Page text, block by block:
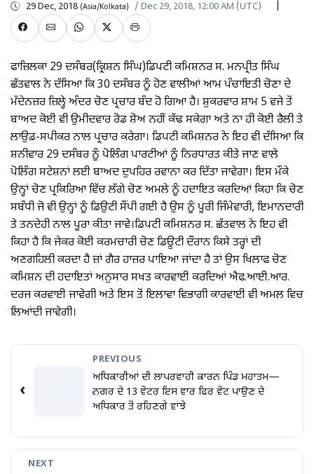
29 Dec, 2018 (Asia/Kolkata) / Dec 29, 2018, 12:00 AM (UTC)
ਫਾਜ਼ਿਲਕਾ 29 ਦਸੰਬਰ(ਕ੍ਰਿਸ਼ਨ ਸਿੰਘ)ਡਿਪਟੀ ਕਮਿਸ਼ਨਰ ਸ. ਮਨਪ੍ਰੀਤ ਸਿੰਘ
ਛੱਤਵਾਲ ਨੇ ਦੱਸਿਆ ਕਿ 30 ਦਸੰਬਰ ਨੂੰ ਹੋਣ ਵਾਲੀਆਂ ਆਮ ਪੰਚਾਇਤੀ ਚੋਣਾ ਦੇ
ਮੱਦੇਨਜ਼ਰ ਜ਼ਿਲ੍ਹੇ ਅੰਦਰ ਚੋਣ ਪ੍ਰਚਾਰ ਬੰਦ ਹੋ ਗਿਆ ਹੈ। ਸ਼ੁਕਰਵਾਰ ਸ਼ਾਮ 5 ਵਜੇ ਤੋਂ
ਬਾਅਦ ਕੋਈ ਵੀ ਉਮੀਦਵਾਰ ਰੋਡ ਸ਼ੋਅ ਨਹੀਂ ਕੱਢ ਸਕੇਗਾ ਅਤੇ ਨਾ ਹੀ ਕੋਈ ਰੈਲੀ ਤੇ
ਲਾਉਡ-ਸਪੀਕਰ ਨਾਲ ਪ੍ਰਚਾਰ ਕਰੇਗਾ। ਡਿਪਟੀ ਕਮਿਸ਼ਨਰ ਨੇ ਇਹ ਵੀ ਦੱਸਿਆ ਕਿ
ਸ਼ਨੀਵਾਰ 29 ਦਸੰਬਰ ਨੂੰ ਪੋਲਿੰਗ ਪਾਰਟੀਆਂ ਨੂੰ ਨਿਰਧਾਰਤ ਕੀਤੇ ਜਾਣ ਵਾਲੇ
ਪੋਲਿੰਗ ਸਟੇਸ਼ਨਾਂ ਲਈ ਬਾਅਦ ਦੁਪਹਿਰ ਰਵਾਨਾ ਕਰ ਦਿੱਤਾ ਜਾਵੇਗਾ। ਇਸ ਮੌਕੇ
ਉਨ੍ਹਾਂ ਚੋਣ ਪ੍ਰਕਿਰਿਆ ਵਿੱਚ ਲੱਗੇ ਚੋਣ ਅਮਲੇ ਨੂੰ ਹਦਾਇਤ ਕਰਦਿਆਂ ਕਿਹਾ ਕਿ ਚੋਣ
ਸਬੰਧੀ ਜੋ ਵੀ ਉਨ੍ਹਾਂ ਨੂੰ ਡਿਉਟੀ ਸੌਂਪੀ ਗਈ ਹੈ ਉਸ ਨੂੰ ਪੂਰੀ ਜਿੰਮੇਵਾਰੀ, ਇਮਾਨਦਾਰੀ
ਤੇ ਤਨਦੇਹੀ ਨਾਲ ਪੂਰਾ ਕੀਤਾ ਜਾਵੇ।ਡਿਪਟੀ ਕਮਿਸ਼ਨਰ ਸ. ਛੱਤਵਾਲ ਨੇ ਇਹ ਵੀ
ਕਿਹਾ ਹੈ ਕਿ ਜੇਕਰ ਕੋਈ ਕਰਮਚਾਰੀ ਚੋਣ ਡਿਊਟੀ ਦੌਰਾਨ ਕਿਸੇ ਤਰ੍ਹਾਂ ਦੀ
ਅਣਗਹਿਲੀ ਕਰਦਾ ਹੈ ਜ਼ਾਂ ਗੈਰ ਹਾਜ਼ਰ ਪਾਇਆ ਜਾਂਦਾ ਹੈ ਤਾਂ ਉਸ ਖਿਲਾਫ ਚੋਣ
ਕਮਿਸ਼ਨ ਦੀ ਹਦਾਇਤਾਂ ਅਨੁਸਾਰ ਸਖਤ ਕਾਰਵਾਈ ਕਰਦਿਆਂ ਐਫ.ਆਈ.ਆਰ.
ਦਰਜ ਕਰਵਾਈ ਜਾਵੇਗੀ ਅਤੇ ਇਸ ਤੋਂ ਇਲਾਵਾ ਵਿਭਾਗੀ ਕਾਰਵਾਈ ਵੀ ਅਮਲ ਵਿਚ
ਲਿਆਂਦੀ ਜਾਵੇਗੀ।
‹
PREVIOUS
ਅਧਿਕਾਰੀਆਂ ਦੀ ਲਾਪਰਵਾਹੀ ਕਾਰਨ ਪਿੰਡ ਮਹਾਤਮ—
ਨਗਰ ਦੇ 13 ਵੋਟਰ ਇਸ ਵਾਰ ਫਿਰ ਵੋਟ ਪਾਉਣ ਦੇ
ਅਧਿਕਾਰ ਤੋਂ ਰਹਿਣਗੇ ਵਾਂਝੇ
NEXT